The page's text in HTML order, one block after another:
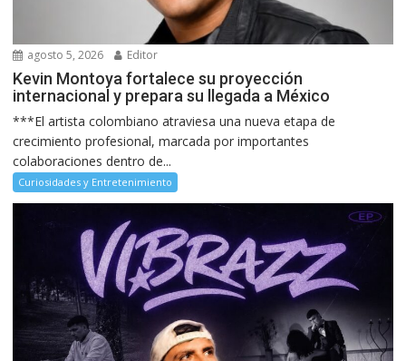
agosto 5, 2026 Editor
Kevin Montoya fortalece su proyección
internacional y prepara su llegada a México
***El artista colombiano atraviesa una nueva etapa de
crecimiento profesional, marcada por importantes
colaboraciones dentro de...
Curiosidades y Entretenimiento